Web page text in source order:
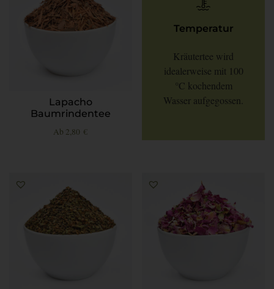
Lapacho
Baumrindentee
Ab 2,80 €
Temperatur
Kräutertee wird
idealerweise mit 100
°C kochendem
Wasser aufgegossen.